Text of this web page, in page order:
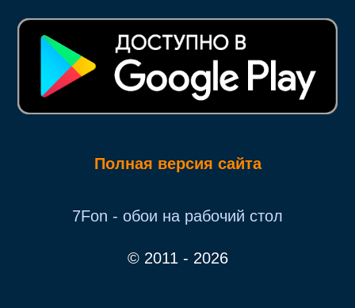
Полная версия сайта
7Fon - обои на рабочий стол
© 2011 - 2026